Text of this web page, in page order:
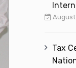
Tax